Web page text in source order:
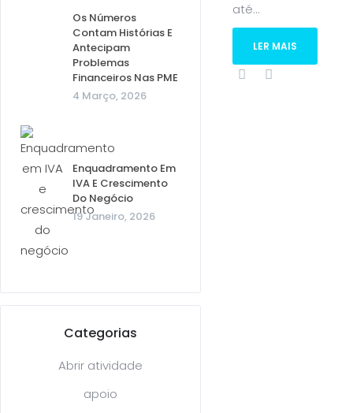
Os Números
Contam Histórias E
Antecipam
Problemas
Financeiros Nas PME
4 Março, 2026
Enquadramento Em
IVA E Crescimento
Do Negócio
19 Janeiro, 2026
Categorias
Abrir atividade
apoio
até...
LER MAIS